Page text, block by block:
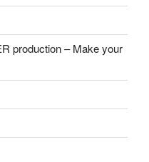
production – Make your